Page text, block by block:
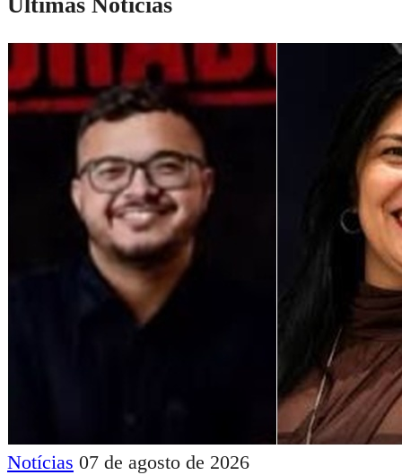
Últimas Notícias
Notícias 07 de agosto de 2026